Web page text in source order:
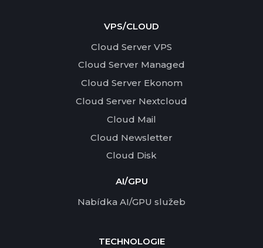
VPS/CLOUD
Cloud Server VPS
Cloud Server Managed
Cloud Server Ekonom
Cloud Server Nextcloud
Cloud Mail
Cloud Newsletter
Cloud Disk
AI/GPU
Nabídka AI/GPU služeb
TECHNOLOGIE